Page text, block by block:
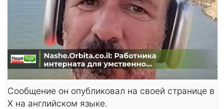
Сообщение он опубликовал на своей странице в
X на английском языке.